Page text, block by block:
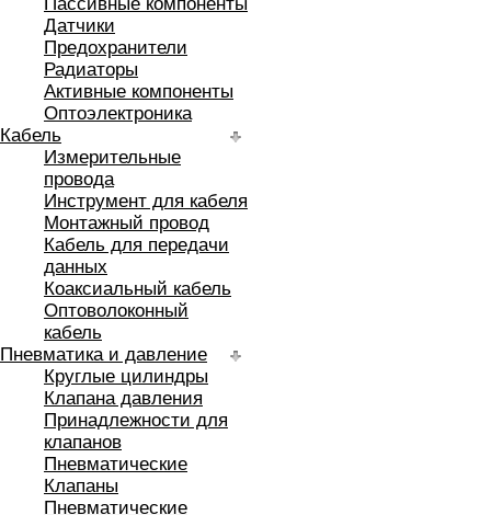
Датчики
Предохранители
Радиаторы
Активные компоненты
Оптоэлектроника
Кабель
Измерительные
провода
Инструмент для кабеля
Монтажный провод
Кабель для передачи
данных
Коаксиальный кабель
Оптоволоконный
кабель
Пневматика и давление
Круглые цилиндры
Клапана давления
Принадлежности для
клапанов
Пневматические
Клапаны
Пневматические